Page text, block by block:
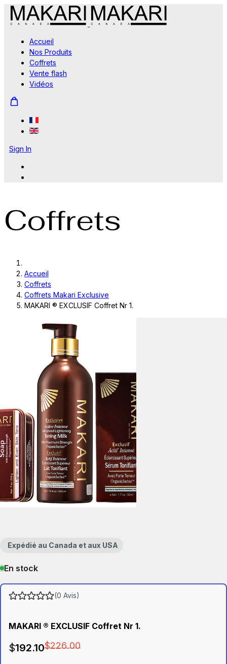
Accueil
Nos Produits
Coffrets
Vente flash
Vidéos
Sign In
Coffrets
Accueil
Coffrets
Coffrets Makari Exclusive
MAKARI ® EXCLUSIF Coffret Nr 1.
Expédié au Canada et aux USA
En stock
(0 Avis)
MAKARI ® EXCLUSIF Coffret Nr 1.
$192.10$226.00